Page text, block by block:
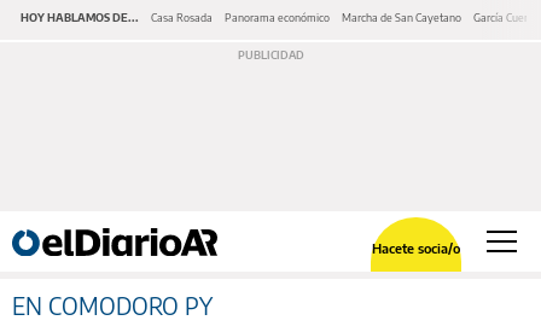
HOY HABLAMOS DE... Casa Rosada Panorama económico Marcha de San Cayetano García Cuerva
Hacete socia/o
EN COMODORO PY